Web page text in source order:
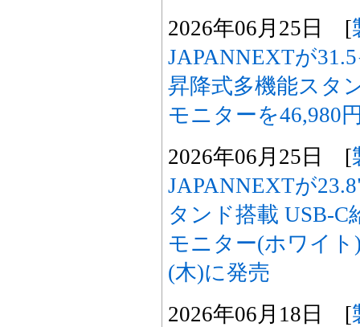
2026年06月25日 [
JAPANNEXTが
昇降式多機能スタ
モニターを46,980
2026年06月25日 [
JAPANNEXTが
タンド搭載 USB-C
モニター(ホワイト
(木)に発売
2026年06月18日 [